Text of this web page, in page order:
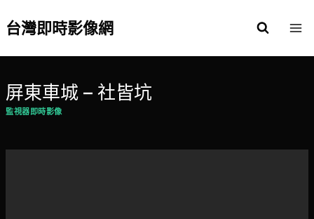
to台灣即時影像網
屏東車城 – 社皆坑
監視器即時影像